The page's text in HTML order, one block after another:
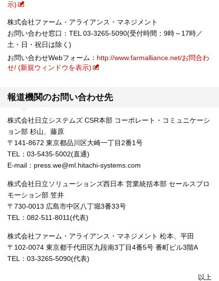
示)
株式会社ファーム・アライアンス・マネジメント
お問い合わせ窓口：TEL 03-3265-5090(受付時間：9時～17時／
土・日・祝日は除く)
お問い合わせWebフォーム： http://www.farmalliance.net/お問合わ
せ/ (新規ウィンドウを表示)
報道機関のお問い合わせ先
株式会社日立システムズ CSR本部 コーポレート・コミュニケーシ
ョン部 杉山、藤原
〒141-8672 東京都品川区大崎一丁目2番1号
TEL：03-5435-5002(直通)
E-mail：press.we@ml.hitachi-systems.com
株式会社日立ソリューションズ西日本 営業統括本部 セールスプロ
モーション部 笠井
〒730-0013 広島市中区八丁堀3番33号
TEL：082-511-8011(代表)
株式会社ファーム・アライアンス・マネジメント 松本、平田
〒102-0074 東京都千代田区九段南3丁目4番5号 番町ビル3階A
TEL：03-3265-5090(代表)
以上